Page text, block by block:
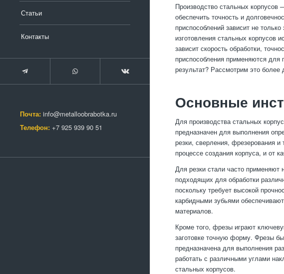
Статьи
Контакты
Почта: info@metalloobrabotka.ru
Телефон: +7 925 939 90 51
Производство стальных
обеспечить точность и
приспособлений зависит не
изготовления стальных корпусов
зависит скорость обработки,
приспособления применяются для
результат? Рассмотрим это более
Основные
Для производства стальных
предназначен для выполнения
резки, сверления, фрезерования
процессе создания корпуса, и от
Для резки стали часто
подходящих для обработки
поскольку требует высокой
карбидными зубьями
материалов.
Кроме того, фрезы играют
заготовке точную форму. Фрезы
предназначена для выполнения
работать с различными углами
стальных корпусов.